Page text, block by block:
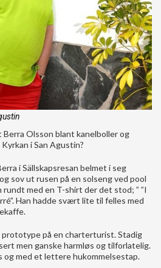
Olsson blant kanelboller og
i San Agustín?
i Sällskapsresan belmet i seg
sov ut rusen på en solseng ved pool
med en T-shirt der det stod; ” ”I
Han hadde svært lite til felles med
på en charterturist. Stadig
men ganske harmløs og tilforlatelig.
og med et lettere hukommelsestap.